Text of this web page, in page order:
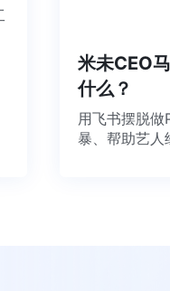
米未CEO
什么？
用飞书摆脱
暴、帮助艺